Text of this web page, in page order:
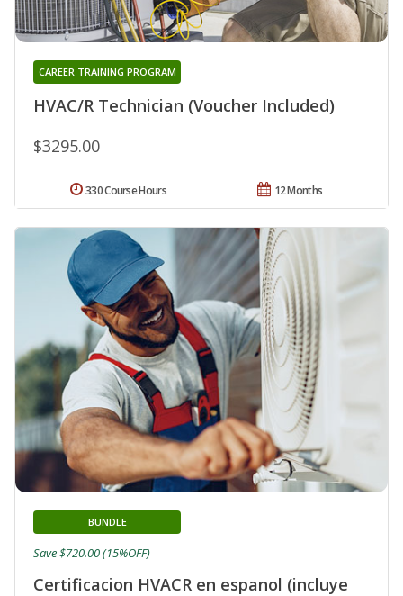
HVAC/R Technician (Voucher Included)
CAREER TRAINING PROGRAM
$3295.00
12 Months
330 Course Hours
Certificacion HVACR en espanol (incluye
BUNDLE
Save $720.00 (15%OFF)